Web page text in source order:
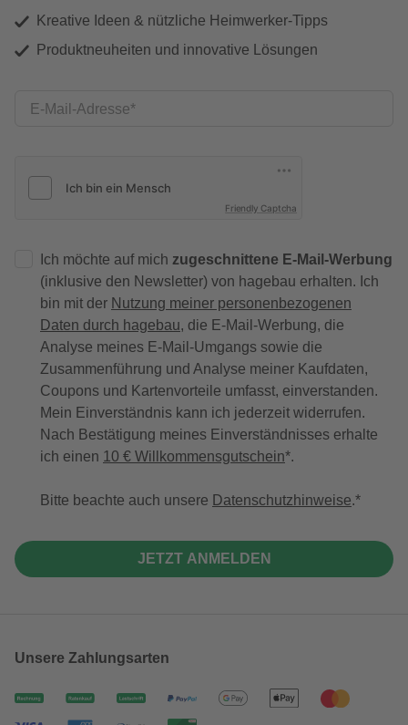
Kreative Ideen & nützliche Heimwerker-Tipps
Produktneuheiten und innovative Lösungen
E-Mail-Adresse
Friendly Captcha
Ich möchte auf mich zugeschnittene E-Mail-Werbung
(inklusive den Newsletter) von hagebau erhalten. Ich
bin mit der Nutzung meiner personenbezogenen
Daten durch hagebau, die E-Mail-Werbung, die
Analyse meines E-Mail-Umgangs sowie die
Zusammenführung und Analyse meiner Kaufdaten,
Coupons und Kartenvorteile umfasst, einverstanden.
Mein Einverständnis kann ich jederzeit widerrufen.
Nach Bestätigung meines Einverständnisses erhalte
ich einen 10 € Willkommensgutschein*.
Bitte beachte auch unsere Datenschutzhinweise.
JETZT ANMELDEN
Unsere Zahlungsarten